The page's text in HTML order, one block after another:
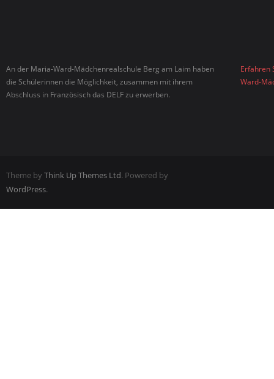
An der Maria-Ward-Mädchenrealschule Berg am Laim haben
die Schülerinnen die Möglichkeit, zusammen mit ihrem
Abschluss in Französisch das DELF zu erwerben.
Erfahren
Ward-
Theme by Think Up Themes Ltd. Powered by
WordPress.